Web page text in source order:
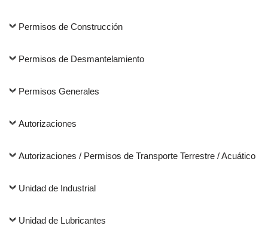
Permisos de Construcción
Permisos de Desmantelamiento
Permisos Generales
Autorizaciones
Autorizaciones / Permisos de Transporte Terrestre / Acuático
Unidad de Industrial
Unidad de Lubricantes